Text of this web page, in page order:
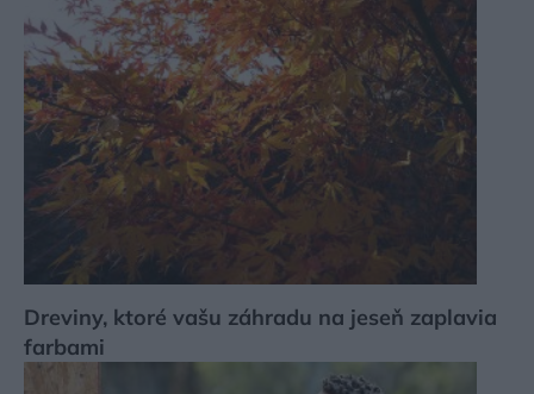
Dreviny, ktoré vašu záhradu na jeseň zaplavia
farbami